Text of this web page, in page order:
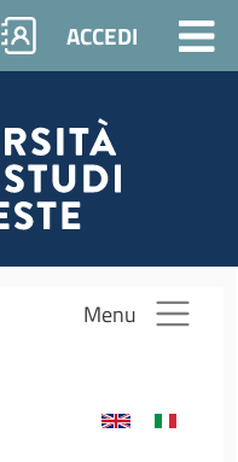
al contenuto principale
ACCEDI
Menu